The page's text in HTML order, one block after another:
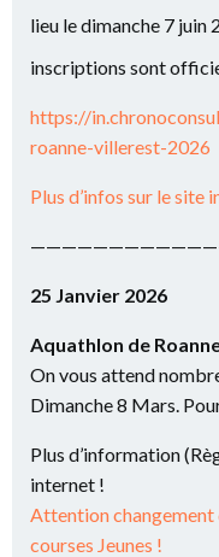
lieu le dimanche 7 juin
inscriptions sont
https://
roanne-villerest-2026
Plus d’infos sur le site
25 Janvier 2026
Aquathlon de
On vous attend
Dimanche 8 Mars.
Plus d’information
internet !
Attention changement
courses Jeunes !